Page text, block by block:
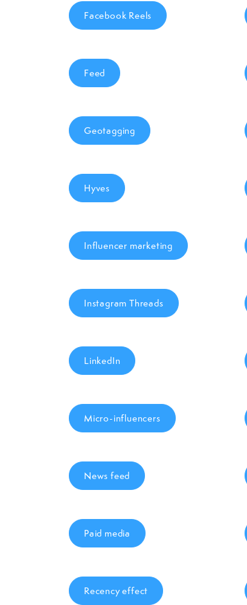
Facebook Reels
Feed
Geotagging
Hyves
Influencer marketing
Instagram Threads
LinkedIn
Micro-influencers
News feed
Paid media
Recency effect